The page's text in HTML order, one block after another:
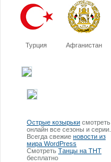
Турция Афганистан
Острые козырьки смотреть
онлайн все сезоны и серии.
Всегда свежие новости из
мира WordPress
Смотреть Танцы на ТНТ
бесплатно